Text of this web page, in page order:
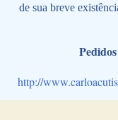
de sua breve
http://